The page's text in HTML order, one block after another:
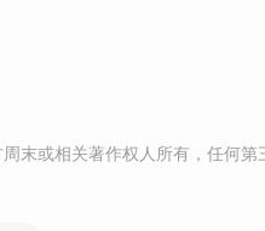
末或相关著作权人所有，任何